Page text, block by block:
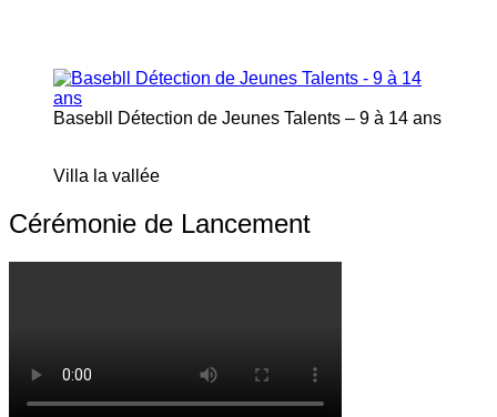
Basebll Détection de Jeunes Talents – 9 à 14 ans
Villa la vallée
Cérémonie de Lancement